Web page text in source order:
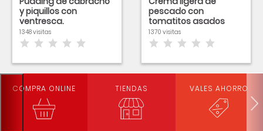
y piquillos con
ventresca.
1348 visitas
pescado con
tomatitos asados
1370 visitas
COMPRA ONLINE TIENDAS VALES AHORRO